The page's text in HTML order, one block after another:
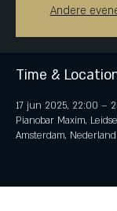
Andere
Time &
17 jun 2025, 22:00 –
Pianobar Maxim,
Amsterdam, Nederland